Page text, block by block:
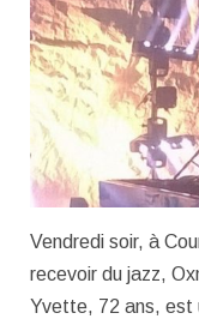
Vendredi soir, à
recevoir du jazz,
Yvette, 72 ans, est